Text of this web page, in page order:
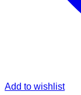
Add to wishlist